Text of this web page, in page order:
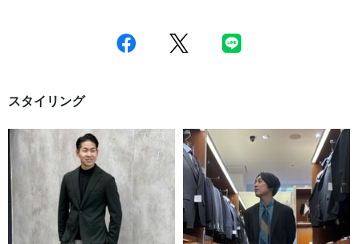
スタイリング